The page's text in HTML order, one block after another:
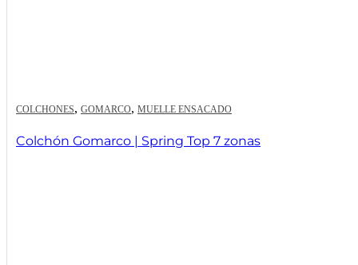
COLCHONES, GOMARCO, MUELLE ENSACADO
Colchón Gomarco | Spring Top 7 zonas